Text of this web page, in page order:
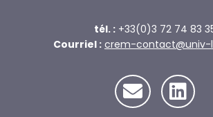
tél. : +33(0)3 72 74 83
Courriel : crem-contact@univ-